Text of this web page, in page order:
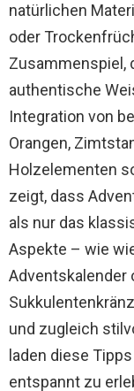
natürlichen
oder
Zusammenspiel,
authentische
Integration von
Orangen,
Holzelementen
zeigt, dass
als nur das
Aspekte – wie
Adventskalender
und zugleich
laden diese
entspannt zu